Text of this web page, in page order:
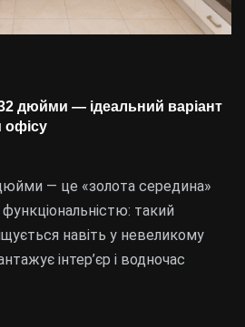
дюйми — ідеальний варіант
офісу
— це «золота середина»
такий
навіть у невеликому
інтер’єр і водночас